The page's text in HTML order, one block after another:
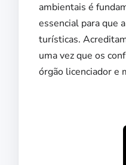
ambientais é
essencial para que
turísticas.
uma vez que os
órgão licenciador e